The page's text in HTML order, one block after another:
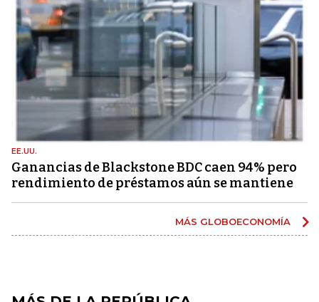
EE.UU.
Ganancias de Blackstone BDC caen 94% pero
rendimiento de préstamos aún se mantiene
MÁS GLOBOECONOMÍA